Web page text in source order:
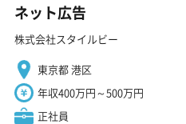
ネット広告
株式会社スタイルビー
東京都 港区
年収400万円～500万円
正社員